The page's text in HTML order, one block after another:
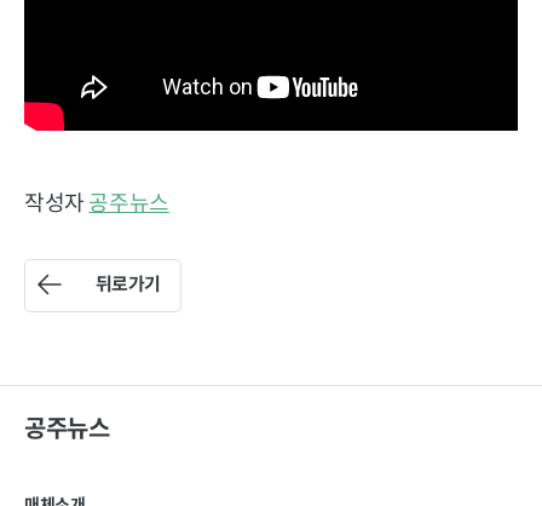
작성자 공주뉴스
뒤로가기
공주뉴스